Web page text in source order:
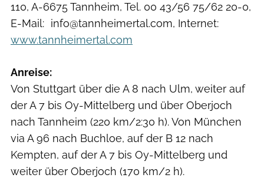
110, A-6675 Tannheim, Tel. 00 43/56 75/62 20-0,
E-Mail: info@tannheimertal.com, Internet:
www.tannheimertal.com
Anreise:
Von Stuttgart über die A 8 nach Ulm, weiter auf
der A 7 bis Oy-Mittelberg und über Oberjoch
nach Tannheim (220 km/2:30 h). Von München
via A 96 nach Buchloe, auf der B 12 nach
Kempten, auf der A 7 bis Oy-Mittelberg und
weiter über Oberjoch (170 km/2 h).